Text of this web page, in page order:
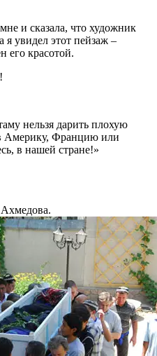
и сказала, что художник
я увидел этот пейзаж –
его красотой.
нельзя дарить плохую
Америку, Францию или
в нашей стране!»